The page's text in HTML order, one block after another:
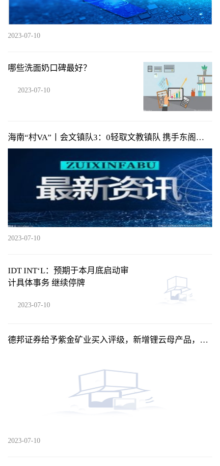
2023-07-10
哪些洗面奶口碑最好？
2023-07-10
海南“村VA”丨会文镇队3：0轻取文教镇队 携手东阁镇
队提前小组出线
2023-07-10
IDT INT‘L：预期于本月底启动审
计具体事务 继续停牌
2023-07-10
德邦证券给予紫金矿业买入评级，新增锂云母产品，产
2023-07-10